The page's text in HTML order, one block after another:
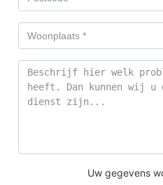
Uw gegevens